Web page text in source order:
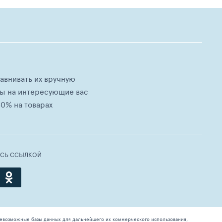
их вручную
на интересующие вас
на товарах
ССЫЛКОЙ
базы данных для дальнейшего их коммерческого использования,